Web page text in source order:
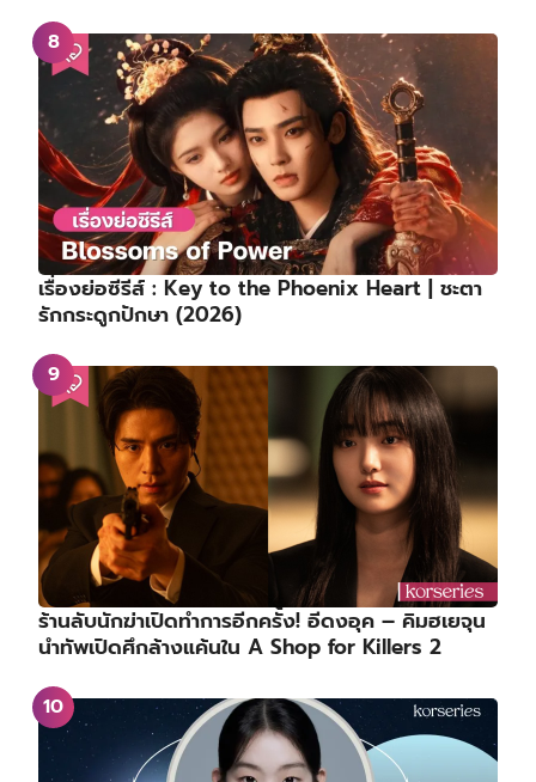
เรื่องย่อซีรีส์ : Key to the Phoenix Heart | ชะตา
รักกระดูกปักษา (2026)
ร้านลับนักฆ่าเปิดทำการอีกครั้ง! อีดงอุค – คิมฮเยจุน
นำทัพเปิดศึกล้างแค้นใน A Shop for Killers 2